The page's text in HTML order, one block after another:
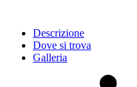
Descrizione
Dove si trova
Galleria